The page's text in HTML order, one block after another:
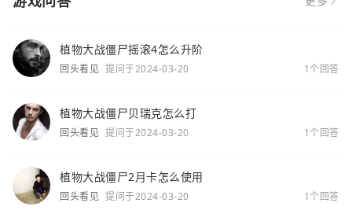
植物大战僵尸摇滚4怎么升阶
回头看见 提问于2024-03-20 1个回答
植物大战僵尸贝瑞克怎么打
回头看见 提问于2024-03-20 1个回答
植物大战僵尸2月卡怎么使用
回头看见 提问于2024-03-20 1个回答